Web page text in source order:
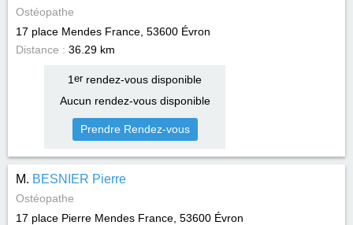
Ostéopathe
17 place Mendes France, 53600 Évron
Distance : 36.29 km
1 errendez-vous disponible
Aucun rendez-vous disponible
Prendre Rendez-vous
M. BESNIER Pierre
Ostéopathe
17 place Pierre Mendes France, 53600 Évron